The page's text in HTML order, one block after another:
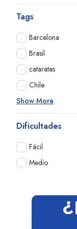
Tags
Barcelona
Brasil
cataratas
Chile
Show More
Dificultades
Fácil
Medio